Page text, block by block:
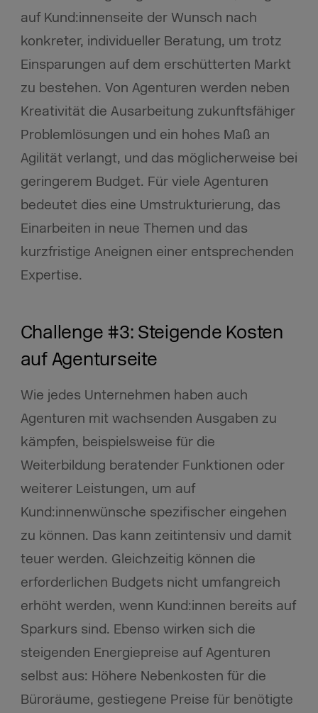
auf Kund:innenseite der Wunsch nach
konkreter, individueller Beratung, um trotz
Einsparungen auf dem erschütterten Markt
zu bestehen. Von Agenturen werden neben
Kreativität die Ausarbeitung zukunftsfähiger
Problemlösungen und ein hohes Maß an
Agilität verlangt, und das möglicherweise bei
geringerem Budget. Für viele Agenturen
bedeutet dies eine Umstrukturierung, das
Einarbeiten in neue Themen und das
kurzfristige Aneignen einer entsprechenden
Expertise.
Challenge #3: Steigende Kosten
auf Agenturseite
Wie jedes Unternehmen haben auch
Agenturen mit wachsenden Ausgaben zu
kämpfen, beispielsweise für die
Weiterbildung beratender Funktionen oder
weiterer Leistungen, um auf
Kund:innenwünsche spezifischer eingehen
zu können. Das kann zeitintensiv und damit
teuer werden. Gleichzeitig können die
erforderlichen Budgets nicht umfangreich
erhöht werden, wenn Kund:innen bereits auf
Sparkurs sind. Ebenso wirken sich die
steigenden Energiepreise auf Agenturen
selbst aus: Höhere Nebenkosten für die
Büroräume, gestiegene Preise für benötigte